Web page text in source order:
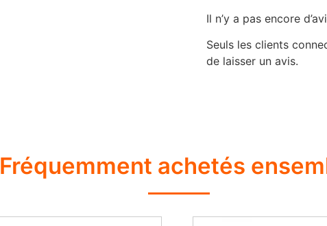
Il n’y a pas encore
Seuls les clients
de laisser un avis.
Fréquemment achetés